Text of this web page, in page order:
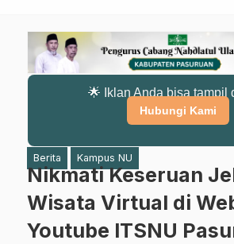
🌟 Iklan Anda bisa tampil
Hubungi Kami
Berita Kampus NU
Nikmati Keseruan
Wisata Virtual di
Youtube ITSNU